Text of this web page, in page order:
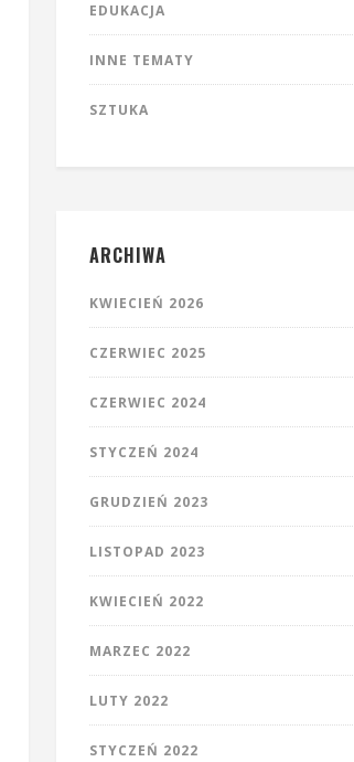
EDUKACJA
INNE TEMATY
SZTUKA
ARCHIWA
KWIECIEŃ 2026
CZERWIEC 2025
CZERWIEC 2024
STYCZEŃ 2024
GRUDZIEŃ 2023
LISTOPAD 2023
KWIECIEŃ 2022
MARZEC 2022
LUTY 2022
STYCZEŃ 2022